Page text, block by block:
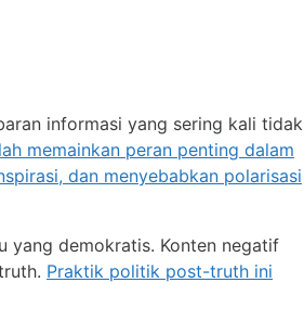
informasi yang sering kali tidak
memainkan peran penting dalam
dan menyebabkan polarisasi
yang demokratis. Konten negatif
Praktik politik post-truth ini